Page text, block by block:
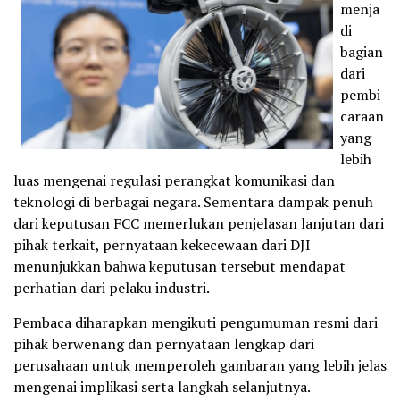
menja
di
bagian
dari
pembi
caraan
yang
lebih
luas mengenai regulasi perangkat komunikasi dan
teknologi di berbagai negara. Sementara dampak penuh
dari keputusan FCC memerlukan penjelasan lanjutan dari
pihak terkait, pernyataan kekecewaan dari DJI
menunjukkan bahwa keputusan tersebut mendapat
perhatian dari pelaku industri.
Pembaca diharapkan mengikuti pengumuman resmi dari
pihak berwenang dan pernyataan lengkap dari
perusahaan untuk memperoleh gambaran yang lebih jelas
mengenai implikasi serta langkah selanjutnya.